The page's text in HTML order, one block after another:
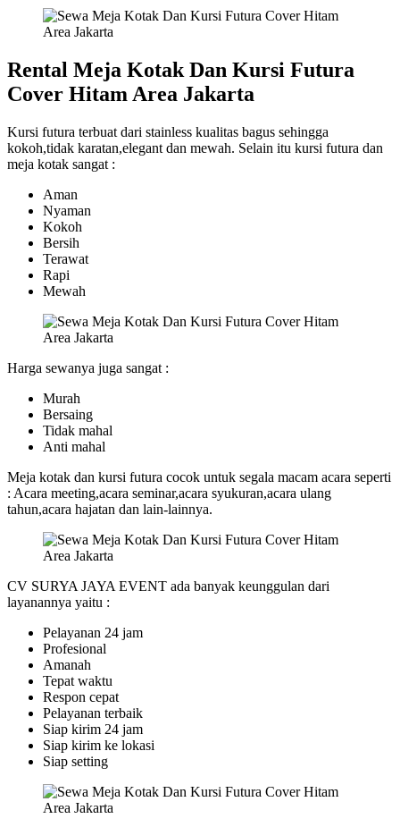
Rental Meja Kotak Dan Kursi Futura
Cover Hitam Area Jakarta
Kursi futura terbuat dari stainless kualitas bagus sehingga
kokoh,tidak karatan,elegant dan mewah. Selain itu kursi futura dan
meja kotak sangat :
Aman
Nyaman
Kokoh
Bersih
Terawat
Rapi
Mewah
Harga sewanya juga sangat :
Murah
Bersaing
Tidak mahal
Anti mahal
Meja kotak dan kursi futura cocok untuk segala macam acara seperti
: Acara meeting,acara seminar,acara syukuran,acara ulang
tahun,acara hajatan dan lain-lainnya.
CV SURYA JAYA EVENT ada banyak keunggulan dari
layanannya yaitu :
Pelayanan 24 jam
Profesional
Amanah
Tepat waktu
Respon cepat
Pelayanan terbaik
Siap kirim 24 jam
Siap kirim ke lokasi
Siap setting